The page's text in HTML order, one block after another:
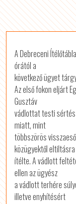
A Debreceni
órától a
következő ügyet
Az első fokon eljárt
Gusztáv
vádlottat testi
miatt, mint
többszörös
közügyektől eltiltásra
ítélte. A vádlott
ellen az ügyész
a vádlott terhére
illetve enyhítésért